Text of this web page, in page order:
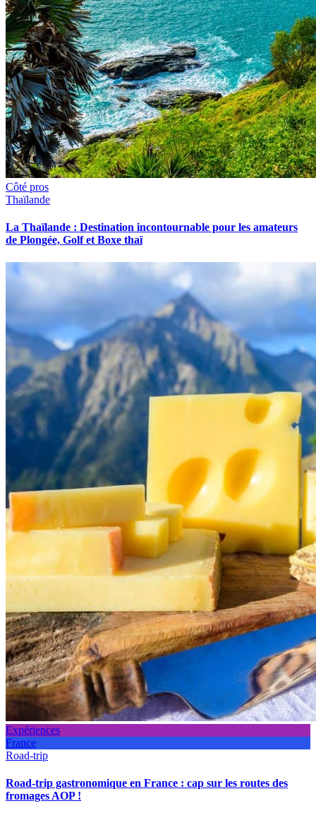
Côté pros
Thaïlande
La Thaïlande : Destination incontournable pour les amateurs
de Plongée, Golf et Boxe thaï
Expériences
France
Road-trip
Road-trip gastronomique en France : cap sur les routes des
fromages AOP !